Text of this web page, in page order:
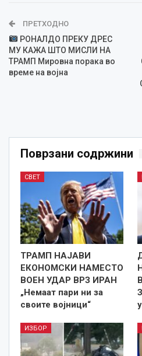
ПРЕТХОДНО
РОНАЛДО ПРЕКУ ДРЕС
МУ КАЖА ШТО МИСЛИ НА
ТРАМП Мировна порака во
време на војна
Поврзани содржини
СВЕТ
ТРАМП НАЈАВИ
ЕКОНОМСКИ НАМЕСТО
ВОЕН УДАР ВРЗ ИРАН
„Немаат пари ни за
своите војници“
ИЗБОР